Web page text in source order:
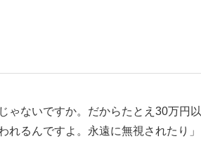
督...
もっと見る
ゃないですか。だからたとえ30万円
るんですよ。永遠に無視されたり」